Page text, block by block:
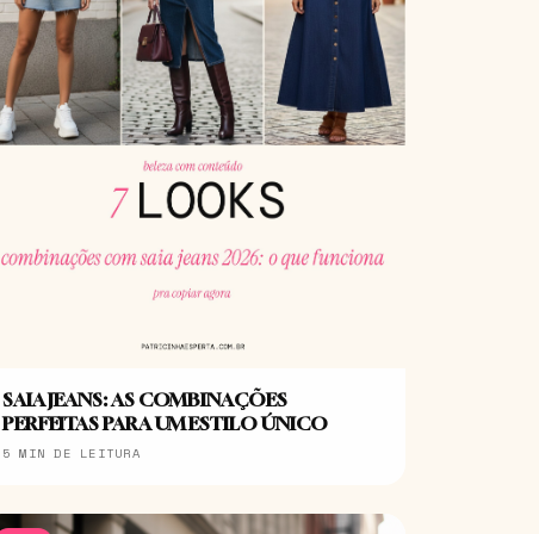
SAIA JEANS: AS COMBINAÇÕES
PERFEITAS PARA UM ESTILO ÚNICO
5 MIN DE LEITURA